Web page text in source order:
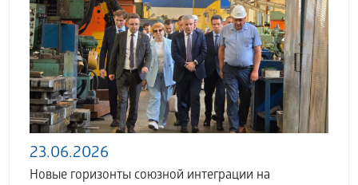
23.06.2026
Новые горизонты союзной интеграции на